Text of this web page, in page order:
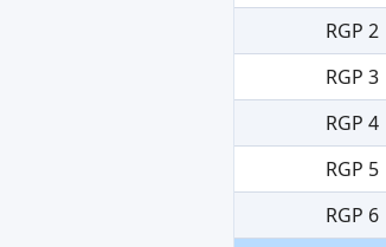
RGP 2
RGP 3
RGP 4
RGP 5
RGP 6